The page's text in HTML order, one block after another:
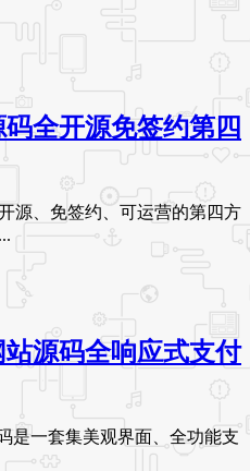
全开源免签约第四
源、免签约、可运营的第四方
源码全响应式支付
是一套集美观界面、全功能支